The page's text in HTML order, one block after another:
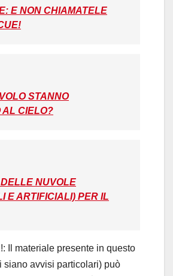
E NON CHIAMATELE
STANNO
AL CIELO?
NUVOLE
E ARTIFICIALI) PER IL
Il materiale presente in questo
siano avvisi particolari) può